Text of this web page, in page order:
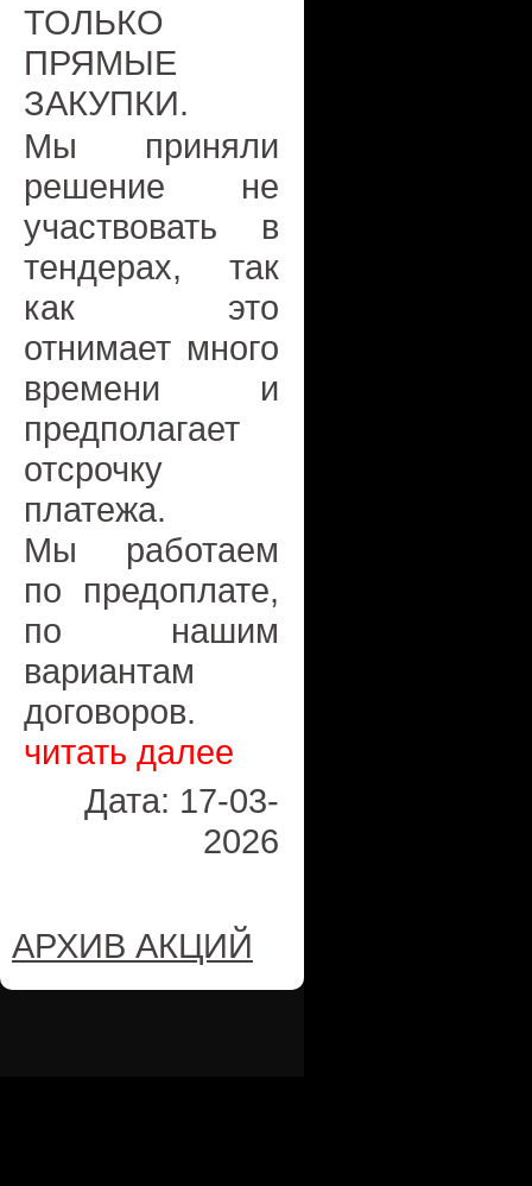
ТОЛЬКО
ПРЯМЫЕ
ЗАКУПКИ.
Мы приняли
решение не
участвовать в
тендерах, так
как это
отнимает много
времени и
предполагает
отсрочку
платежа.
Мы работаем
по предоплате,
по нашим
вариантам
договоров.
читать далее
Дата: 17-03-
2026
АРХИВ АКЦИЙ